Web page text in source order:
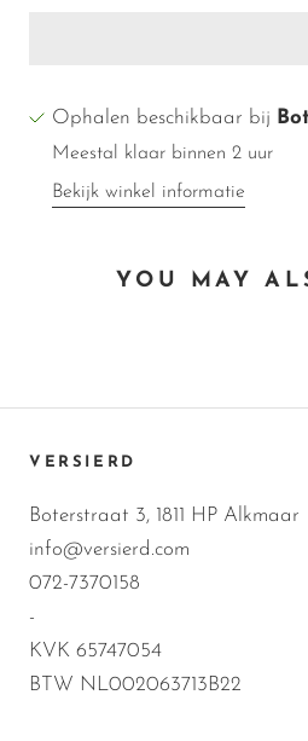
Ophalen beschikbaar bij
Meestal klaar binnen 2 uur
Bekijk winkel informatie
YOU MAY
VERSIERD
Boterstraat 3, 1811 HP Alkmaar
info@versierd.com
072-7370158
-
KVK 65747054
BTW NL002063713B22